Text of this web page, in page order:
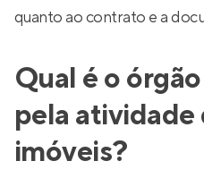
quanto ao contrato e a
Qual é o
pela
imóveis?